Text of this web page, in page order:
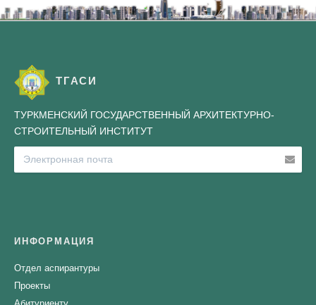
ТГАСИ
ТУРКМЕНСКИЙ ГОСУДАРСТВЕННЫЙ АРХИТЕКТУРНО-
СТРОИТЕЛЬНЫЙ ИНСТИТУТ
ИНФОРМАЦИЯ
Отдел аспирантуры
Проекты